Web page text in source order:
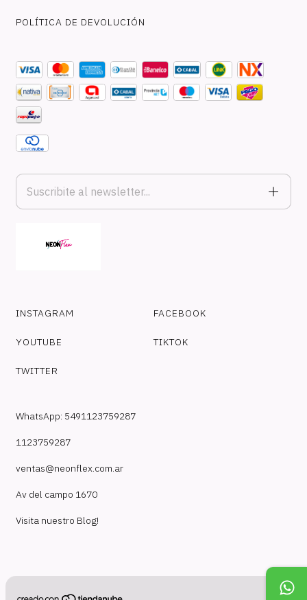
POLÍTICA DE DEVOLUCIÓN
INSTAGRAM FACEBOOK
YOUTUBE TIKTOK
TWITTER
WhatsApp: 5491123759287
1123759287
ventas@neonflex.com.ar
Av del campo 1670
Visita nuestro Blog!